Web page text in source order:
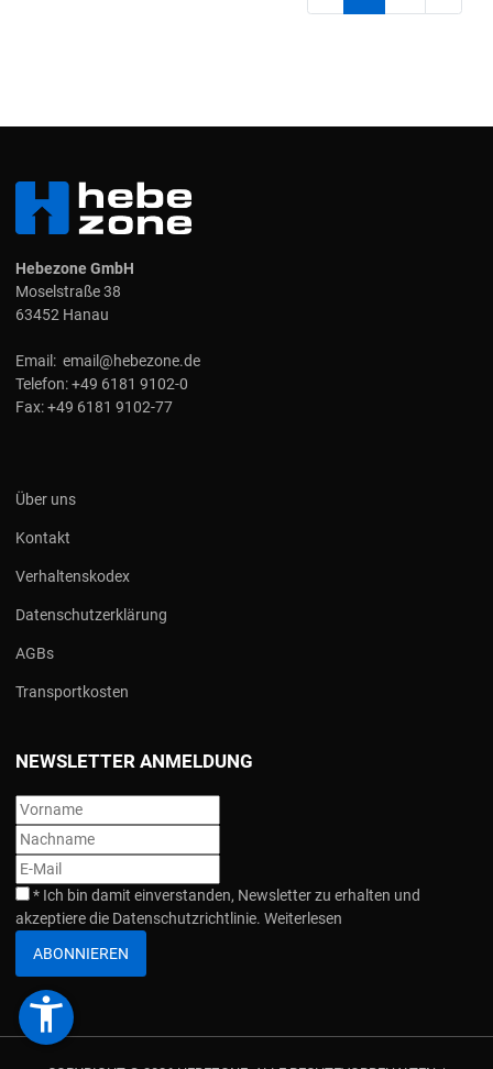
Hebezone GmbH
Moselstraße 38
63452 Hanau
Email: email@hebezone.de
Telefon:+49 6181 9102-0
Fax:+49 6181 9102-77
Über uns
Kontakt
Verhaltenskodex
Datenschutzerklärung
AGBs
Transportkosten
NEWSLETTER ANMELDUNG
* Ich bin damit einverstanden, Newsletter zu erhalten und
akzeptiere die Datenschutzrichtlinie. Weiterlesen
ABONNIEREN
accessibility_new